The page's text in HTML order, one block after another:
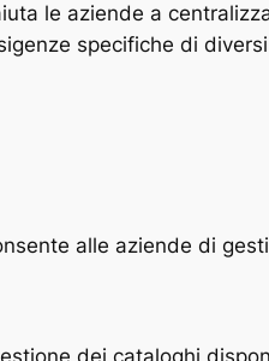
le aziende a
specifiche di
alle aziende di